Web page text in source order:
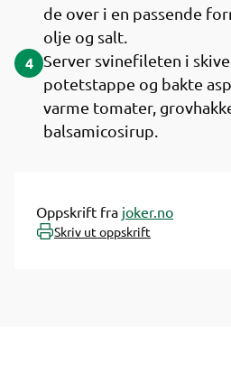
de over i en passende
olje og salt.
4 Server svinefileten i
potetstappe og bakte
varme tomater,
balsamicosirup.
Oppskrift fra joker.no
Skriv ut oppskrift